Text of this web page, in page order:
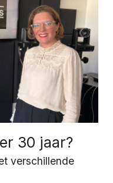
30 jaar?
verschillende